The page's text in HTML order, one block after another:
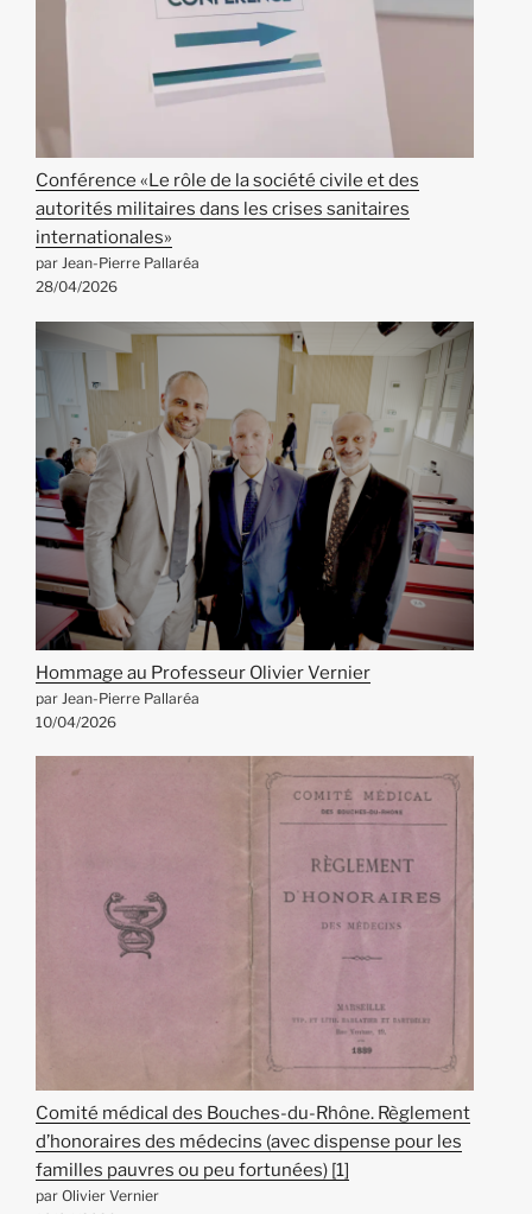
Conférence «Le rôle de la société civile et des
autorités militaires dans les crises sanitaires
internationales»
par Jean-Pierre Pallaréa
28/04/2026
Hommage au Professeur Olivier Vernier
par Jean-Pierre Pallaréa
10/04/2026
Comité médical des Bouches-du-Rhône. Règlement
d’honoraires des médecins (avec dispense pour les
familles pauvres ou peu fortunées) [1]
par Olivier Vernier